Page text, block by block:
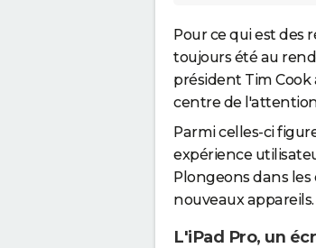
Pour ce qui est des
toujours été au
président Tim
centre de
Parmi celles-ci
expérience
Plongeons dans
nouveaux appareils.
L'iPad Pro, un